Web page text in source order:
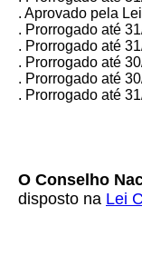
. Aprovado pela Lei
. Prorrogado até
. Prorrogado até
. Prorrogado até
. Prorrogado até
. Prorrogado até
O Conselho
disposto na Lei